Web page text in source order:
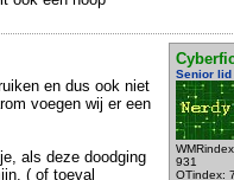
Senior lid
931
OTindex:
en dus ook niet
voegen wij er een
als deze doodging
( of toeval